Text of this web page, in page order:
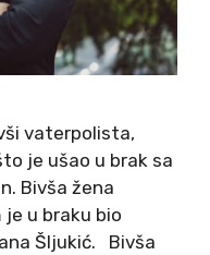
vaterpolista,
je ušao u brak sa
Bivša žena
je u braku bio
Šljukić. Bivša